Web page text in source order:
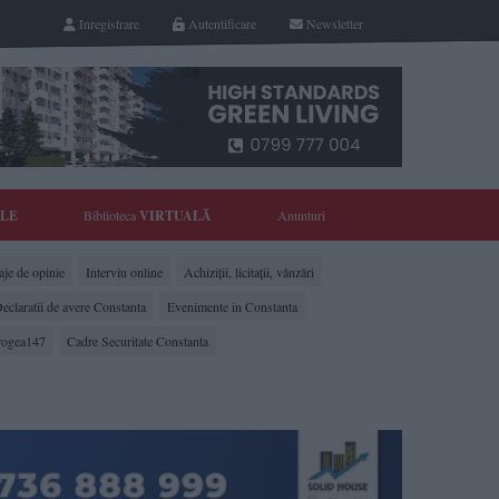
Newsletter
Autentificare
Inregistrare
BibliotecaVIRTUALĂ Anunturi
de opinie Interviu online
Achiziții, licitații, vânzări
de avere Constanta
Evenimente in Constanta
Cadre Securitate Constanta